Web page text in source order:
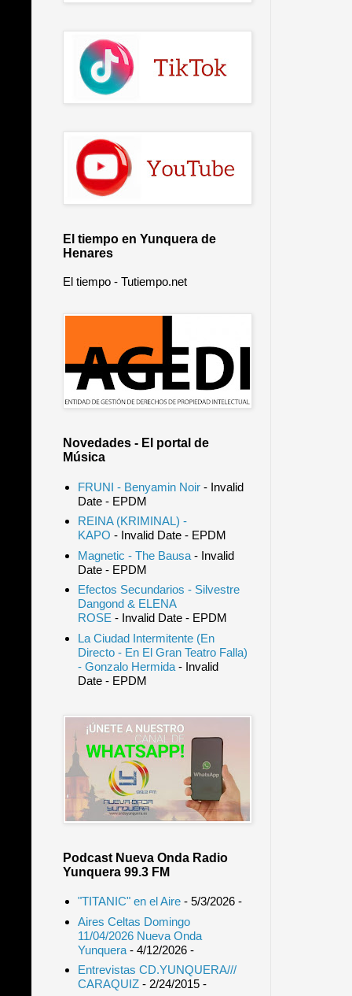
El tiempo en Yunquera de
Henares
El tiempo - Tutiempo.net
Novedades - El portal de
Música
FRUNI - Benyamin Noir- Invalid
Date- EPDM
REINA (KRIMINAL) -
KAPO - Invalid Date- EPDM
Magnetic - The Bausa- Invalid
Date- EPDM
Efectos Secundarios - Silvestre
Dangond & ELENA
ROSE - Invalid Date- EPDM
La Ciudad Intermitente (En
Directo - En El Gran Teatro Falla)
- Gonzalo Hermida- Invalid
Date- EPDM
Podcast Nueva Onda Radio
Yunquera 99.3 FM
"TITANIC" en el Aire- 5/3/2026-
Aires Celtas Domingo
11/04/2026 Nueva Onda
Yunquera- 4/12/2026-
Entrevistas CD.YUNQUERA///
CARAQUIZ- 2/24/2015-